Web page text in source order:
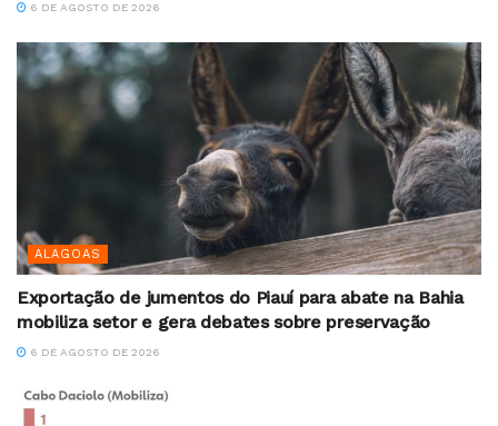
6 DE AGOSTO DE 2026
ALAGOAS
Exportação de jumentos do Piauí para abate na Bahia
mobiliza setor e gera debates sobre preservação
6 DE AGOSTO DE 2026